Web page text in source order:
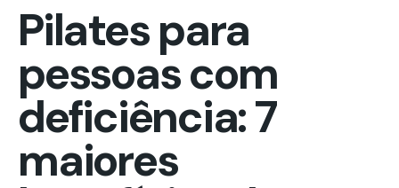
Pilates para
pessoas com
deficiência: 7
maiores